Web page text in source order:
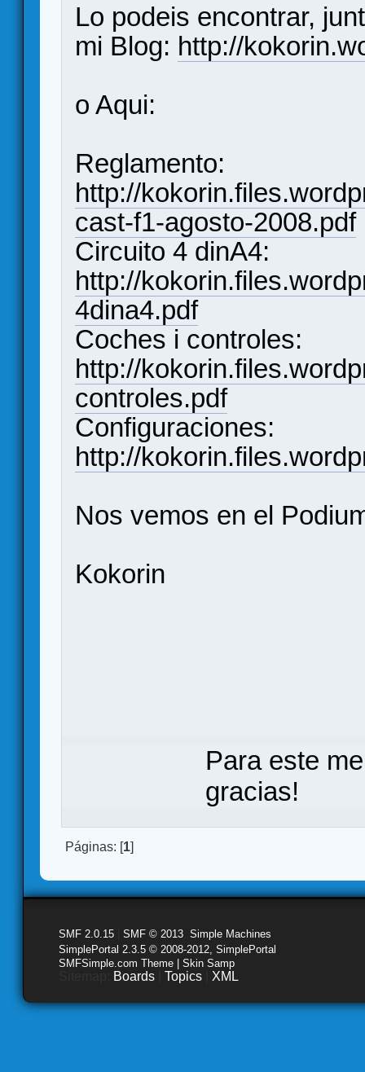
Lo podeis encontrar,
mi Blog: http://
o Aqui:
Reglamento:
http://
cast-f1-agosto-2008.pdf
Circuito 4 dinA4:
http://
4dina4.pdf
Coches i controles:
http://
controles.pdf
Configuraciones:
http://
Nos vemos en el
Kokorin
Para este
gracias!
Páginas: [1]
SMF 2.0.15 SMF © 2013 Simple Machines
SimplePortal 2.3.5 © 2008-2012, SimplePortal
SMFSimple.com Theme | Skin Samp
Boards Topics XML